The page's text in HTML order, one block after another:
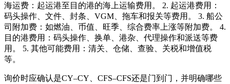
海运费：起运港至目的港的海上运输费用。 2. 起运港费用：
码头操作、文件、封条、VGM、拖车和报关等费用。 3. 船公
司附加费：如燃油、币值、旺季、综合费率上涨等附加费。 4.
目的港费用：码头操作、换单、港杂、代理操作和派送等费
用。 5. 其他可能费用：清关、仓储、查验、关税和增值税
等。
询价时应确认是CY–CY、CFS–CFS还是门到门，并明确哪些